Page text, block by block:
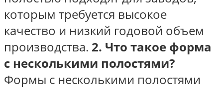
которым требуется высокое
качество и низкий годовой объем
производства. 2. Что такое форма
с несколькими полостями?
Формы с несколькими полостями